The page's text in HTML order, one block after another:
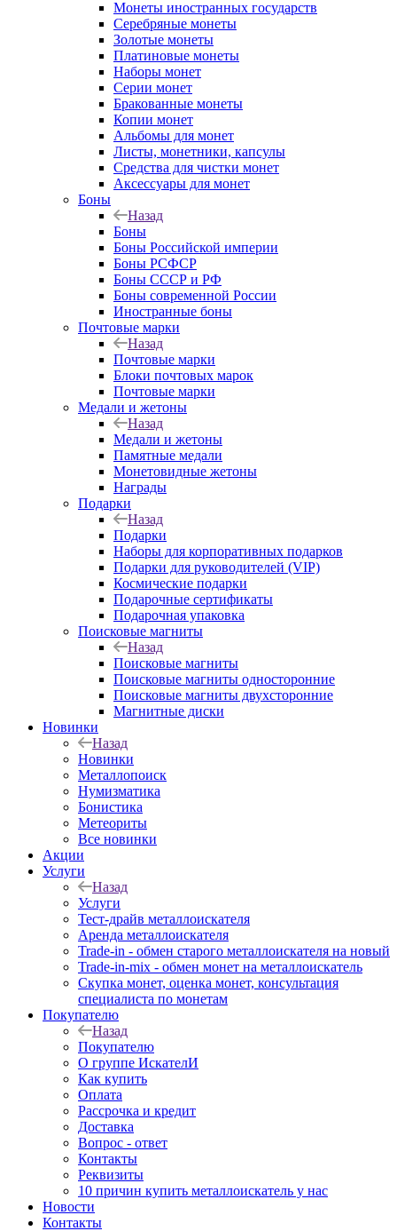
Монеты иностранных государств
Серебряные монеты
Золотые монеты
Платиновые монеты
Наборы монет
Серии монет
Бракованные монеты
Копии монет
Альбомы для монет
Листы, монетники, капсулы
Средства для чистки монет
Аксессуары для монет
Боны
Назад
Боны
Боны Российской империи
Боны РСФСР
Боны СССР и РФ
Боны современной России
Иностранные боны
Почтовые марки
Назад
Почтовые марки
Блоки почтовых марок
Почтовые марки
Медали и жетоны
Назад
Медали и жетоны
Памятные медали
Монетовидные жетоны
Награды
Подарки
Назад
Подарки
Наборы для корпоративных подарков
Подарки для руководителей (VIP)
Космические подарки
Подарочные сертификаты
Подарочная упаковка
Поисковые магниты
Назад
Поисковые магниты
Поисковые магниты односторонние
Поисковые магниты двухсторонние
Магнитные диски
Новинки
Назад
Новинки
Металлопоиск
Нумизматика
Бонистика
Метеориты
Все новинки
Акции
Услуги
Назад
Услуги
Тест-драйв металлоискателя
Аренда металлоискателя
Trade-in - обмен старого металлоискателя на новый
Trade-in-mix - обмен монет на металлоискатель
Скупка монет, оценка монет, консультация
специалиста по монетам
Покупателю
Назад
Покупателю
О группе ИскателИ
Как купить
Оплата
Рассрочка и кредит
Доставка
Вопрос - ответ
Контакты
Реквизиты
10 причин купить металлоискатель у нас
Новости
Контакты